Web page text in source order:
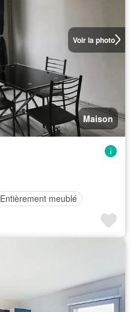
Voir la photo
Maison
Entièrement meublé